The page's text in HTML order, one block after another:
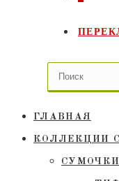
ГЛАВНАЯ
КОЛЛЕКЦИИ